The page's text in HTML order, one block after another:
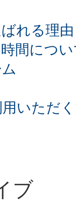
れる理由
間につい
いただ
ブ